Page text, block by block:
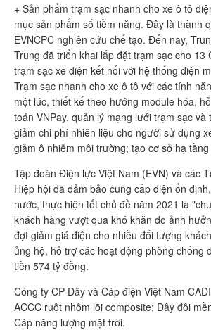
+ Sản phẩm trạm sạc nhanh cho xe ô tô
mục sản phẩm số tiềm năng. Đây là thành
EVNCPC nghiên cứu chế tạo. Đến nay,
Trung đã triển khai lắp đặt trạm sạc cho
trạm sạc xe điện kết nối với hệ thống điện
Trạm sạc nhanh cho xe ô tô với các tính
một lúc, thiết kế theo hướng module hóa,
toán VNPay, quản lý mạng lưới trạm sạc
giảm chi phí nhiên liệu cho người sử dụng
giảm ô nhiễm môi trường; tạo cơ sở hạ
Tập đoàn Điện lực Việt Nam (EVN) và các
Hiệp hội đã đảm bảo cung cấp điện ổn
nước, thực hiện tốt chủ đề năm 2021 là
khách hàng vượt qua khó khăn do ảnh
đợt giảm giá điện cho nhiều đối tượng
ủng hộ, hỗ trợ các hoạt động phòng chống
tiền 574 tỷ đồng.
Công ty CP Dây và Cáp điện Việt Nam
ACCC ruột nhôm lõi composite; Dây đôi
Cáp năng lượng mặt trời.